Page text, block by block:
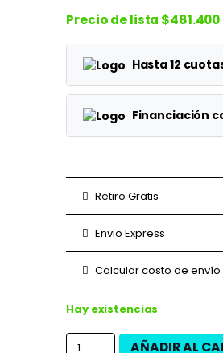
Precio de lista $481.400
Hasta 12
Planes
3 cuotas
6 cuotas
12 cuotas
Financiación
3 cuotas
6 cuotas
9 cuotas
Retiro Gratis
Envio Express
Calcular costo de envío
Hay existencias
AÑADIR AL